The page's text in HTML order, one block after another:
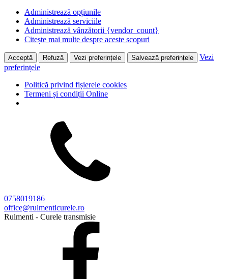
Administrează opțiunile
Administrează serviciile
Administrează vânzătorii {vendor_count}
Citește mai multe despre aceste scopuri
Acceptă Refuză Vezi preferințele Salvează preferințele
Vezi
preferințele
Politică privind fișierele cookies
Termeni și condiții Online
0758019186
office@rulmenticurele.ro
Rulmenti - Curele transmisie